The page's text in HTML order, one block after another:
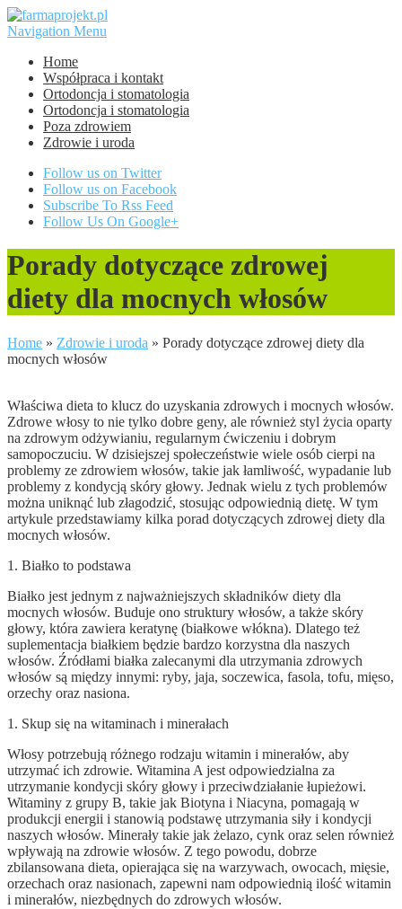
Navigation Menu
Home
Współpraca i kontakt
Ortodoncja i stomatologia
Ortodoncja i stomatologia
Poza zdrowiem
Zdrowie i uroda
Follow us on Twitter
Follow us on Facebook
Subscribe To Rss Feed
Follow Us On Google+
Porady dotyczące zdrowej
diety dla mocnych włosów
Home » Zdrowie i uroda » Porady dotyczące zdrowej diety dla
mocnych włosów
Właściwa dieta to klucz do uzyskania zdrowych i mocnych włosów.
Zdrowe włosy to nie tylko dobre geny, ale również styl życia oparty
na zdrowym odżywianiu, regularnym ćwiczeniu i dobrym
samopoczuciu. W dzisiejszej społeczeństwie wiele osób cierpi na
problemy ze zdrowiem włosów, takie jak łamliwość, wypadanie lub
problemy z kondycją skóry głowy. Jednak wielu z tych problemów
można uniknąć lub złagodzić, stosując odpowiednią dietę. W tym
artykule przedstawiamy kilka porad dotyczących zdrowej diety dla
mocnych włosów.
1. Białko to podstawa
Białko jest jednym z najważniejszych składników diety dla
mocnych włosów. Buduje ono struktury włosów, a także skóry
głowy, która zawiera keratynę (białkowe włókna). Dlatego też
suplementacja białkiem będzie bardzo korzystna dla naszych
włosów. Źródłami białka zalecanymi dla utrzymania zdrowych
włosów są między innymi: ryby, jaja, soczewica, fasola, tofu, mięso,
orzechy oraz nasiona.
1. Skup się na witaminach i minerałach
Włosy potrzebują różnego rodzaju witamin i minerałów, aby
utrzymać ich zdrowie. Witamina A jest odpowiedzialna za
utrzymanie kondycji skóry głowy i przeciwdziałanie łupieżowi.
Witaminy z grupy B, takie jak Biotyna i Niacyna, pomagają w
produkcji energii i stanowią podstawę utrzymania siły i kondycji
naszych włosów. Minerały takie jak żelazo, cynk oraz selen również
wpływają na zdrowie włosów. Z tego powodu, dobrze
zbilansowana dieta, opierająca się na warzywach, owocach, mięsie,
orzechach oraz nasionach, zapewni nam odpowiednią ilość witamin
i minerałów, niezbędnych do zdrowych włosów.